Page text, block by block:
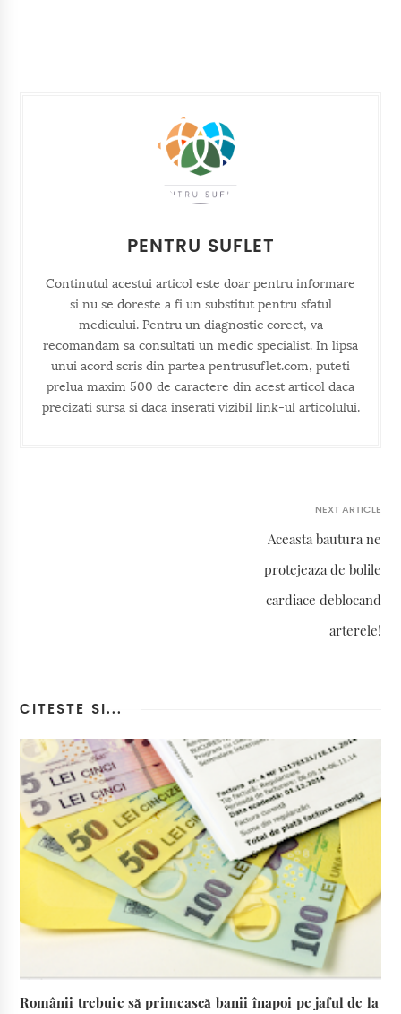
PENTRU SUFLET
Continutul acestui articol este doar pentru informare
si nu se doreste a fi un substitut pentru sfatul
medicului. Pentru un diagnostic corect, va
recomandam sa consultati un medic specialist. In lipsa
unui acord scris din partea pentrusuflet.com, puteti
prelua maxim 500 de caractere din acest articol daca
precizati sursa si daca inserati vizibil link-ul articolului.
NEXT ARTICLE
Aceasta bautura ne
protejeaza de bolile
cardiace deblocand
arterele!
CITESTE SI...
Românii trebuie să primească banii înapoi pe jaful de la